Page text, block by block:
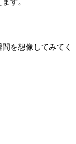
す。
を想像してみてく